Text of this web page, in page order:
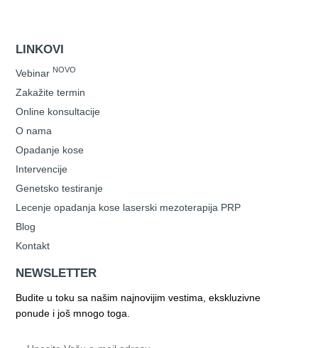
LINKOVI
Vebinar NOVO
Zakažite termin
Online konsultacije
O nama
Opadanje kose
Intervencije
Genetsko testiranje
Lecenje opadanja kose laserski mezoterapija PRP
Blog
Kontakt
NEWSLETTER
Budite u toku sa našim najnovijim vestima, ekskluzivne
ponude i još mnogo toga.